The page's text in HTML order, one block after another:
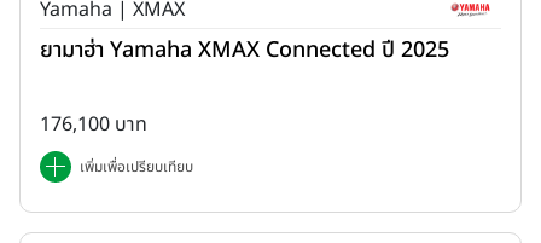
Yamaha | XMAX
ยามาฮ่า Yamaha XMAX Connected ปี 2025
176,100 บาท
เพิ่มเพื่อเปรียบเทียบ